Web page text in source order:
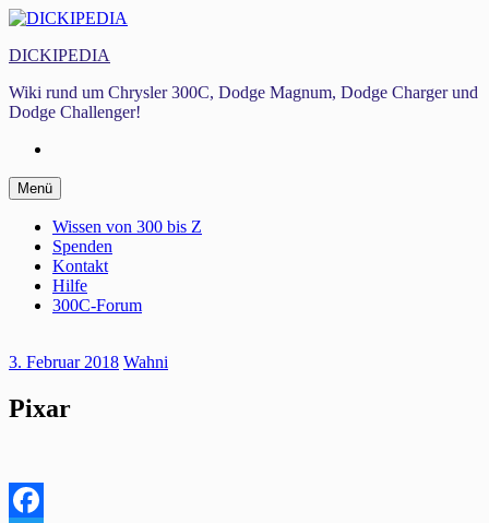
Zum
springen
DICKIPEDIA
Wiki rund um Chrysler 300C, Dodge Magnum, Dodge Charger und
Dodge Challenger!
Menü Zum
Inhalt
springen
Wissen von 300 bis Z
Spenden
Kontakt
Hilfe
300C-Forum
3. Februar 2018 Wahni
Pixar